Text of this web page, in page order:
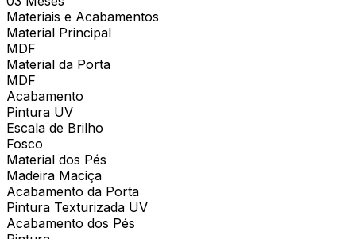
Materiais e Acabamentos
Material Principal
MDF
Material da Porta
MDF
Acabamento
Pintura UV
Escala de Brilho
Fosco
Material dos Pés
Madeira Maciça
Acabamento da Porta
Pintura Texturizada UV
Acabamento dos Pés